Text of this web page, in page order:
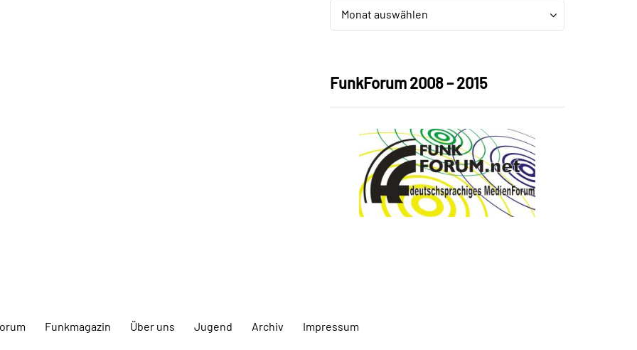
Archiv
Monat auswählen
Archiv
FunkForum 2008 – 2015
Funkmagazin Über uns Jugend Archiv Impressum